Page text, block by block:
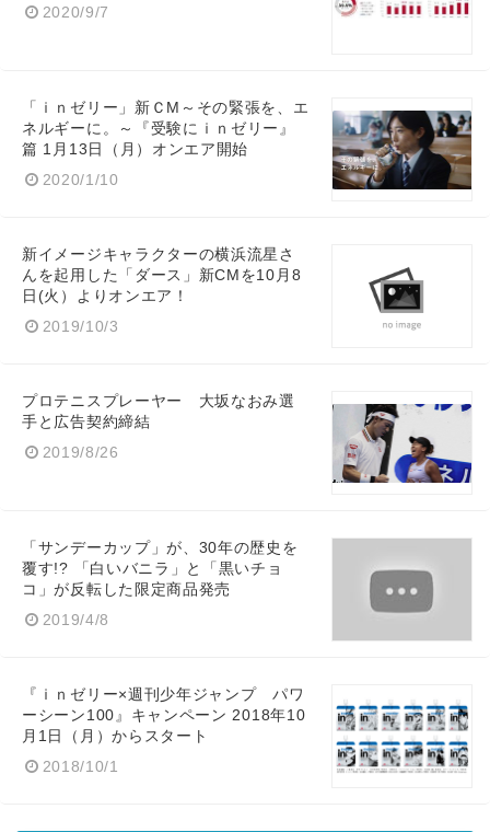
2020/9/7
「ｉｎゼリー」新ＣM～その緊張を、エ
ネルギーに。～『受験にｉｎゼリー』
篇 1月13日（月）オンエア開始
2020/1/10
新イメージキャラクターの横浜流星さ
んを起用した「ダース」新CMを10月8
日(火）よりオンエア！
2019/10/3
プロテニスプレーヤー 大坂なおみ選
手と広告契約締結
2019/8/26
「サンデーカップ」が、30年の歴史を
覆す!? 「白いバニラ」と「黒いチョ
コ」が反転した限定商品発売
2019/4/8
『ｉｎゼリー×週刊少年ジャンプ パワ
ーシーン100』キャンペーン 2018年10
月1日（月）からスタート
2018/10/1